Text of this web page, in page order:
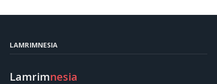
LAMRIMNESIA
Lamrimnesia